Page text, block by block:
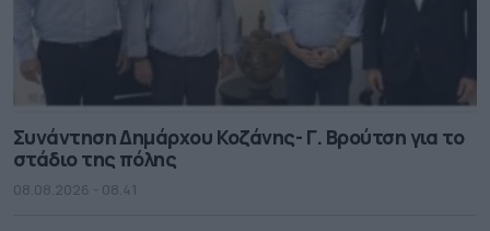
Συνάντηση Δημάρχου Κοζάνης- Γ. Βρούτση για το
στάδιο της πόλης
08.08.2026 - 08.41